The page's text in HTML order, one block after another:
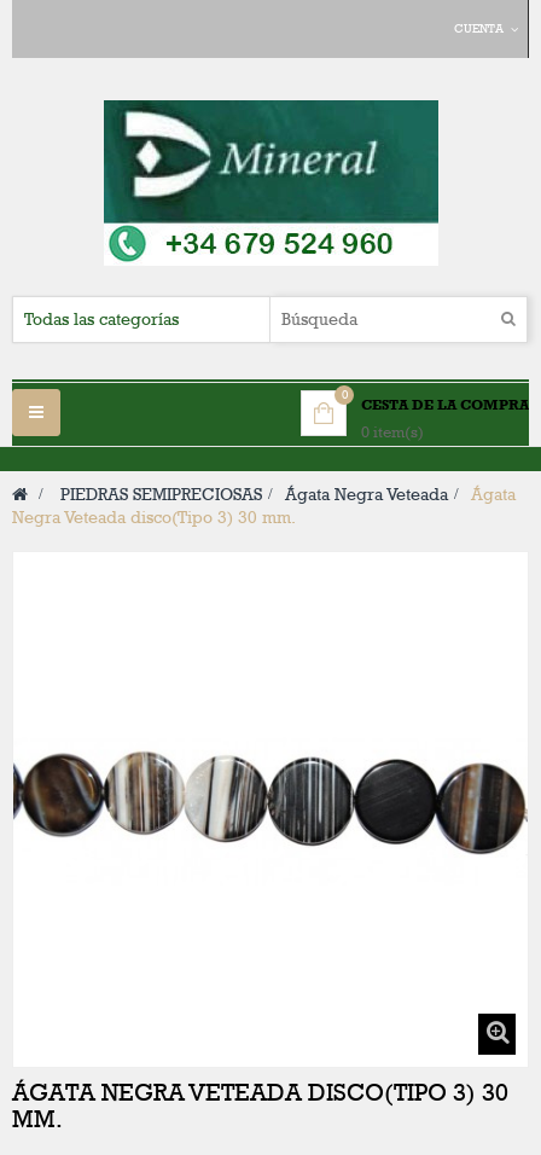
CUENTA
CESTA DE LA COMPRA
0 item(s)
0
Navegación
Toggle
> PIEDRAS SEMIPRECIOSAS > Ágata Negra Veteada > Ágata
Negra Veteada disco(Tipo 3) 30 mm.
ÁGATA NEGRA VETEADA DISCO(TIPO 3) 30
MM.